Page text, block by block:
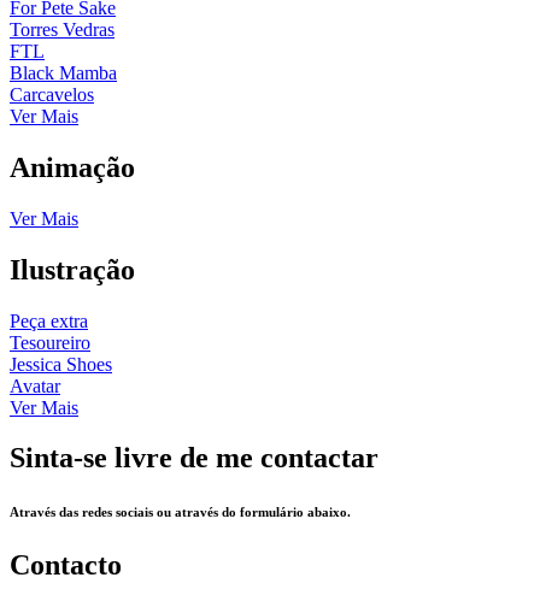
For Pete Sake
Torres Vedras
FTL
Black Mamba
Carcavelos
Ver Mais
Animação
Ver Mais
Ilustração
Peça extra
Tesoureiro
Jessica Shoes
Avatar
Ver Mais
Sinta-se livre de me contactar
Através das redes sociais ou através do formulário abaixo.
Contacto